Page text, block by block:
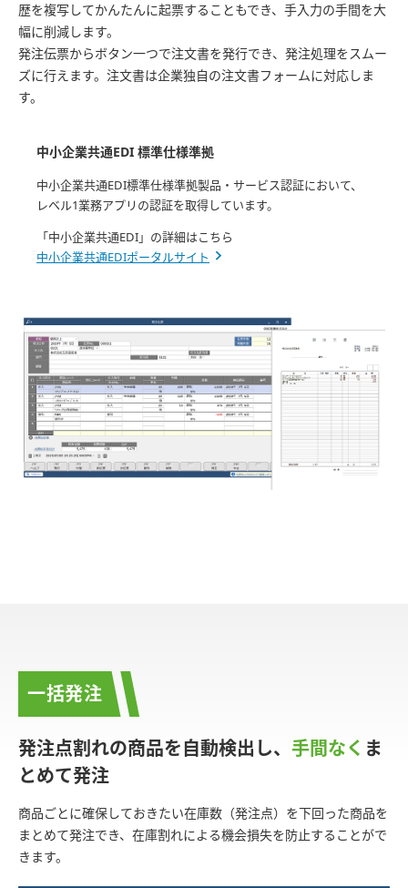
歴を複写してかんたんに起票することもでき、手入力の手間を大
幅に削減します。
発注伝票からボタン一つで注文書を発行でき、発注処理をスムー
ズに行えます。注文書は企業独自の注文書フォームに対応しま
す。
中小企業共通EDI 標準仕様準拠
中小企業共通EDI標準仕様準拠製品・サービス認証において、
レベル1業務アプリの認証を取得しています。
「中小企業共通EDI」の詳細はこちら
中小企業共通EDIポータルサイト
一括発注
発注点割れの商品を自動検出し、 手間なく ま
とめて発注
商品ごとに確保しておきたい在庫数（発注点）を下回った商品を
まとめて発注でき、在庫割れによる機会損失を防止することがで
きます。